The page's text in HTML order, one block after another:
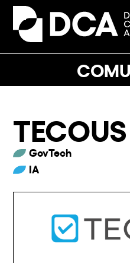
Skip
content
Open
mobile
Close
mobile
TECOUS
GovTech
IA